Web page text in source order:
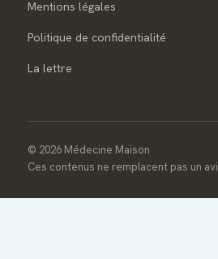
Mentions légales
Politique de confidentialité
La lettre
© 2026 Médecine Maison
Ces contenus ne remplacent pas un